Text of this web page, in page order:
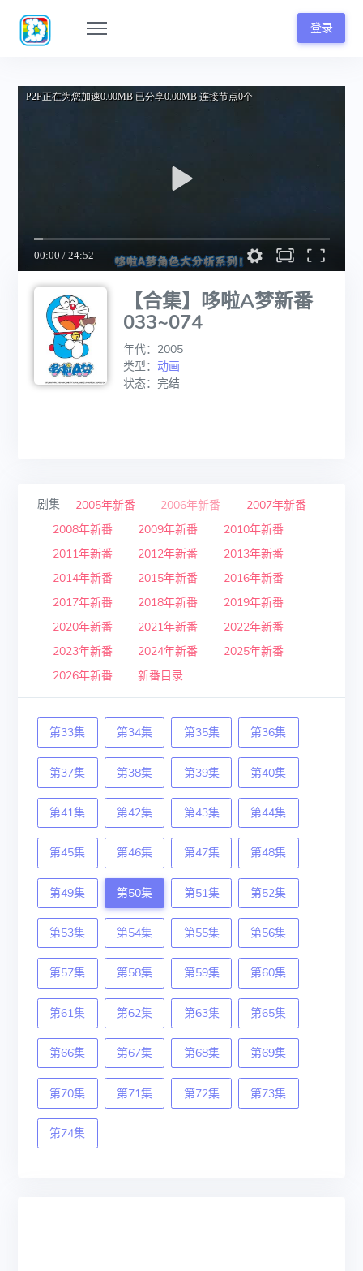
登录
【合集】哆啦A梦新番
033~074
年代：2005
类型： 动画
状态：完结
剧集 2005年新番 2006年新番
2007年新番
2008年新番
2009年新番
2010年新番
2011年新番
2012年新番
2013年新番
2014年新番
2015年新番
2016年新番
2017年新番
2018年新番
2019年新番
2020年新番
2021年新番
2022年新番
2023年新番
2024年新番
2025年新番
2026年新番
新番目录
第33集 第34集 第35集 第36集
第37集 第38集 第39集 第40集
第41集 第42集 第43集 第44集
第45集 第46集 第47集 第48集
第49集 第50集 第51集 第52集
第53集 第54集 第55集 第56集
第57集 第58集 第59集 第60集
第61集 第62集 第63集 第65集
第66集 第67集 第68集 第69集
第70集 第71集 第72集 第73集
第74集